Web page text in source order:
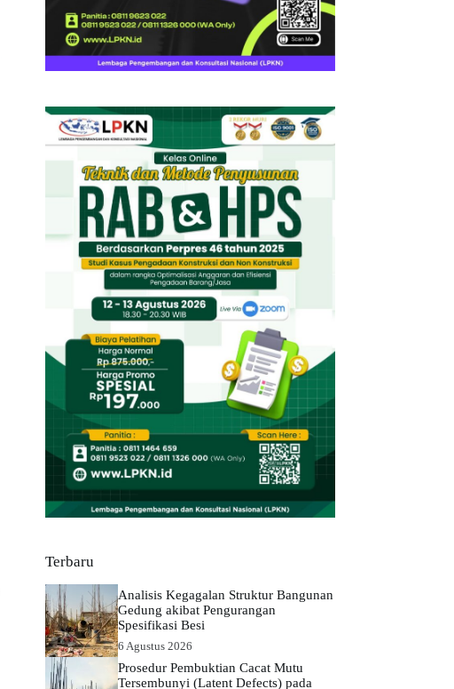
Terbaru
Analisis Kegagalan Struktur Bangunan
Gedung akibat Pengurangan
Spesifikasi Besi
6 Agustus 2026
Prosedur Pembuktian Cacat Mutu
Tersembunyi (Latent Defects) pada